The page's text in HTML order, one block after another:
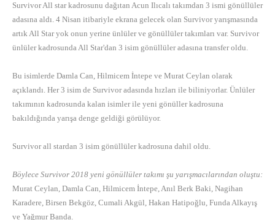
Survivor All star kadrosunu dağıtan Acun Ilıcalı takımdan 3 ismi gönüllüler
adasına aldı. 4 Nisan itibariyle ekrana gelecek olan Survivor yarışmasında
artık All Star yok onun yerine ünlüler ve gönüllüler takımları var. Survivor
ünlüler kadrosunda All Star'dan 3 isim gönüllüler adasına transfer oldu.
Bu isimlerde Damla Can, Hilmicem İntepe ve Murat Ceylan olarak
açıklandı. Her 3 isim de Survivor adasında hızları ile biliniyorlar. Ünlüler
takımının kadrosunda kalan isimler ile yeni gönüller kadrosuna
bakıldığında yarışa denge geldiği görülüyor.
Survivor all stardan 3 isim gönüllüler kadrosuna dahil oldu.
Böylece Survivor 2018 yeni gönüllüler takımı şu yarışmacılarından oluştu:
Murat Ceylan, Damla Can, Hilmicem İntepe, Anıl Berk Baki, Nagihan
Karadere, Birsen Bekgöz, Cumali Akgül, Hakan Hatipoğlu, Funda Alkayış
ve Yağmur Banda.